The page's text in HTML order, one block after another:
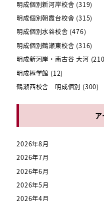
明成個別新河岸校舎 (319)
明成個別朝霞台校舎 (315)
明成個別水谷校舎 (476)
明成個別鶴瀬東校舎 (316)
明成新河岸・南古谷 大河
明成極学館 (12)
鶴瀬西校舎 明成個別 (300)
2026年8月
2026年7月
2026年6月
2026年5月
2026年4月